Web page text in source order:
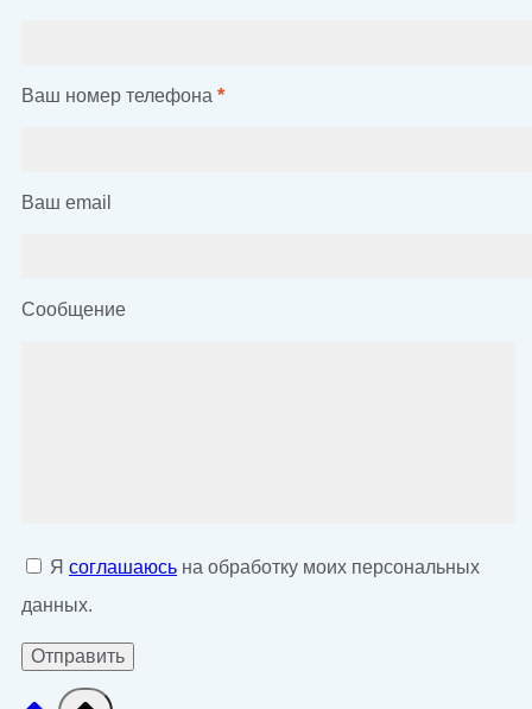
Ваш номер телефона *
Ваш email
Сообщение
Я соглашаюсь на обработку моих персональных
данных.